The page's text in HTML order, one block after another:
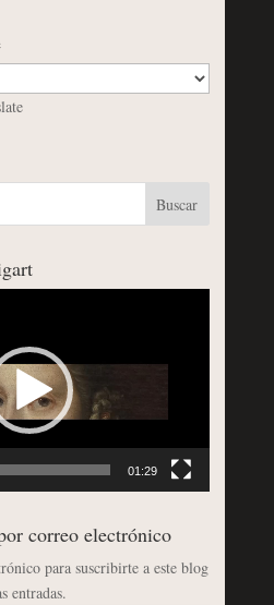
01:29
correo electrónico
para suscribirte a este blog
entradas.